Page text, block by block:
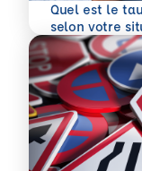
Quel est le
selon votre
En savoir plus